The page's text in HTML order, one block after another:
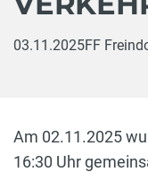
03.11.2025FF
Am 02.11.2025
16:30 Uhr